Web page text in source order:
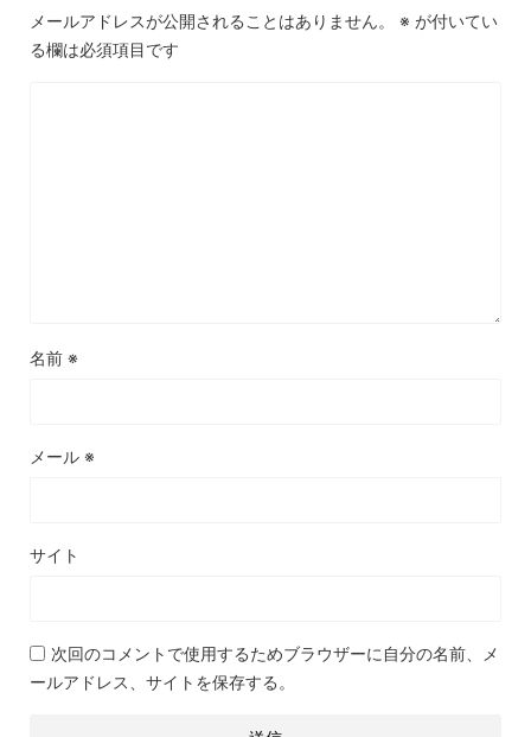
メールアドレスが公開されることはありません。 ※ が付いてい
る欄は必須項目です
名前 ※
メール ※
サイト
次回のコメントで使用するためブラウザーに自分の名前、メ
ールアドレス、サイトを保存する。